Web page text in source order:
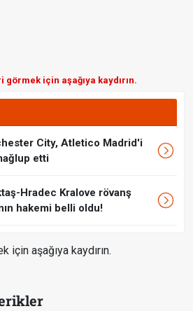
için aşağıya kaydırın.
City, Atletico Madrid'i
etti
Hradec Kralove rövanş
hakemi belli oldu!
için aşağıya kaydırın.